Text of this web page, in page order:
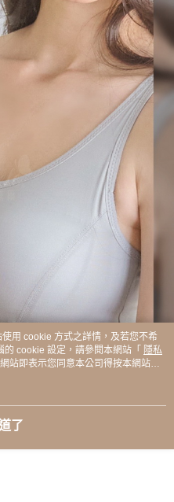
用 cookie 方式之詳情，及若您不希
cookie 設定，請參閱本網站「 隱私
站即表示您同意本公司得按本網站使
了